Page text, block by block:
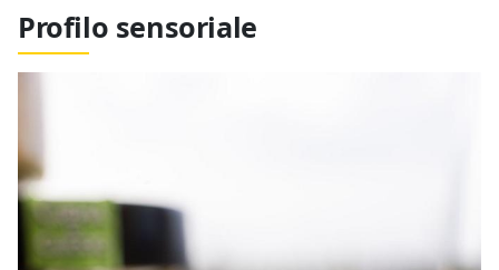
Profilo sensoriale